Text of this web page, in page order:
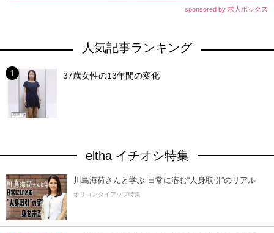
sponsored by 求人ボックス
人気記事ランキング
37歳女性の13年間の変化
eltha イチオシ特集
川島海荷さんと学ぶ 日常に潜む“人身取引”のリアル
オリコンタイアップ特集